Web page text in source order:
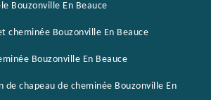
Bouzonville En Beauce
cheminée Bouzonville En Beauce
Bouzonville En Beauce
de chapeau de cheminée Bouzonville En